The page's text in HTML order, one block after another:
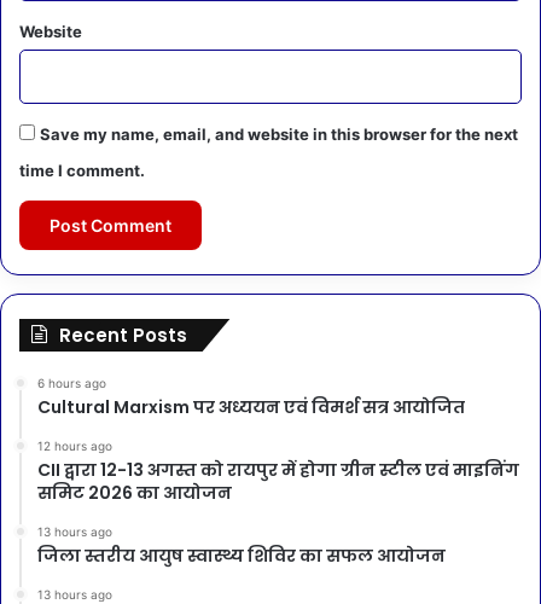
Website
Save my name, email, and website in this browser for the next
time I comment.
Recent Posts
6 hours ago
Cultural Marxism पर अध्ययन एवं विमर्श सत्र आयोजित
12 hours ago
CII द्वारा 12-13 अगस्त को रायपुर में होगा ग्रीन स्टील एवं माइनिंग
समिट 2026 का आयोजन
13 hours ago
जिला स्तरीय आयुष स्वास्थ्य शिविर का सफल आयोजन
13 hours ago